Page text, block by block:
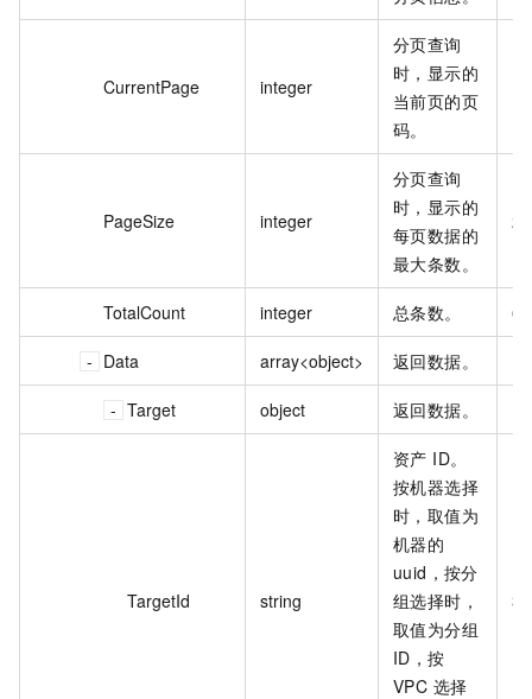
CurrentPage integer
分页查询
时，显示的
当前页的页
码。
PageSize integer
分页查询
时，显示的
每页数据的
最大条数。
20
TotalCount integer 总条数。
Data array<object> 返回数据。
Target object 返回数据。
TargetId string
资产 ID。
按机器选择
时，取值为
机器的
uuid，按分
组选择时，
取值为分组
ID，按
VPC 选择